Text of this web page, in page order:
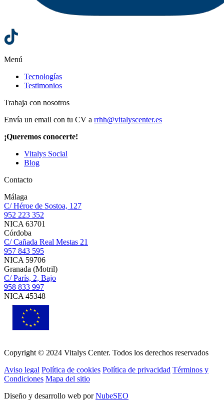
Menú
Tecnologías
Testimonios
Trabaja con nosotros
Envía un email con tu CV a rrhh@vitalyscenter.es
¡Queremos conocerte!
Vitalys Social
Blog
Contacto
Málaga
C/ Héroe de Sostoa, 127
952 223 352
NICA 63701
Córdoba
C/ Cañada Real Mestas 21
957 843 595
NICA 59706
Granada (Motril)
C/ París, 2, Bajo
958 833 997
NICA 45348
Copyright © 2024 Vitalys Center. Todos los derechos reservados
Aviso legal Política de cookies Política de privacidad Términos y
Condiciones Mapa del sitio
Diseño y desarrollo web porNubeSEO